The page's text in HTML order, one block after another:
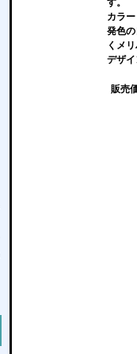
す。
カラ
発色
くメ
デザ
販売